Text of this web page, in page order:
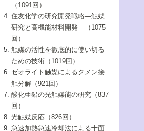
8号 若手研究者による触媒研究の未来展望
2：大学・研究所編
8号 イオン液体の応用
8号 多機能型リアクター
8号 超臨界流体を用いた化学プロセスの新
6号 第94回触媒討論会
7号 サブナノレベルでみた新しい表面現象
8号 オレフィン重合触媒の新たな展
5号 基礎化学品製造の触媒技術
6号 第92回触媒討論会
7号 基礎化学品製造の触媒技術
8号 資源の循環と触媒技術
4号 ナノ材料の調製と機能化
5号 こんな触媒が欲しい
6号 第90回触媒討論会
7号 触媒研究と学術雑誌/情報
8号 若い世代からみた触媒化学の現状と未
3号 生体触媒とバイオプロセス
4号 水素製造・利用の触媒化学
5号 触媒研究における新しい切り口：コン
ビナトリアルケミストリー
6号 第88回触媒討論会特集号
7号 企業における触媒研究のブレークスル
8号 この材料を触媒として使ってみません
2号 第85回触媒討論会
3号 反応ダイナミクス
5号 触媒のおもしろさをどのように伝える
6号 第86回触媒討論会
7号 水素化精製触媒の新しい展開
8号 新しい反応性と機能性を目指した金属
クラスタ-化学
1号 孔、穴、あな?-特異な空間とその利用-
2号 第83回触媒討論会
3号 均一系触媒反応最前線
4号 実用炭素材料の新展開
5号 研究の方法論を考える
7号 機能性金属材料と触媒
8号 触媒研究へのNMRの応用と展望
▼40巻（1998年）
進展と21世紀への提言/創立40周年記念・触
媒学会この10年の歩みとこれから/創立40周
2号 第81回触媒討論会
3号 計算機触媒化学へのさそい
4号 触媒劣化の制御と予測
5号 最新の実用プロセスと触媒
6号 第82回触媒討論会
1号 均一系と不均一系触媒反応-その特徴と
接点
2号 第79回触媒討論会
3号 最新NO除去触媒の実用化研究
4号 新しい反応場を目指した触媒調製
5号 反応・分離技術の新しい展開
6号 第80回触媒討論会
▼38巻（1996年）
1号 触媒の構造と触媒作用/C1化学を中心と
する21世紀への触媒
3号 オリンピックメダル:金・銀・銅はどん
な触媒作用を示すか
4号 触媒作用における機能の複合化
▼37巻（1995年）
1号 ファインケミカルズと固体触媒
2号 第75回触媒討論会
3号 希土類を利用した触媒
4号 触媒とリサイクル
5号 エネルギー変換触媒
▼36巻（1994年）
1号 電気化学と触媒
2号 第73回触媒討論会
3号 C4化学の展開
4号 《通常号》
▼35巻（1993年）
1号 工業触媒開発マニュアル―探索から工
業化まで
2号 第71回触媒討論会
▼34巻（1992年）
1号 インパクトを与えたこの研究
2号 第69回触媒討論会
▼33巻（1991年）
1号 触媒プロセス開発マニュアル―探索か
▼32巻（1990年）
（1091回）
住友化学の研究開発戦略―触媒
研究と高機能材料開発―（1075
回）
触媒の活性を徹底的に使い切る
ための技術（1019回）
ゼオライト触媒によるクメン接
触分解（921回）
酸化亜鉛の光触媒能の研究（837
回）
光触媒反応（826回）
急速加熱急速冷却法による十面